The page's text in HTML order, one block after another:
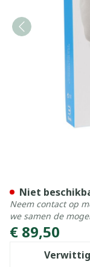
€ 89,50
Niet
Neem contact op
we samen de